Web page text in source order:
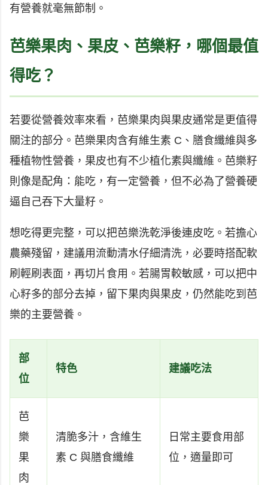
有營養就毫無節制。
芭樂果肉、果皮、芭樂籽，哪個最值
得吃？
若要從營養效率來看，芭樂果肉與果皮通常是更值得
關注的部分。芭樂果肉含有維生素 C、膳食纖維與多
種植物性營養，果皮也有不少植化素與纖維。芭樂籽
則像是配角：能吃，有一定營養，但不必為了營養硬
逼自己吞下大量籽。
想吃得更完整，可以把芭樂洗乾淨後連皮吃。若擔心
農藥殘留，建議用流動清水仔細清洗，必要時搭配軟
刷輕刷表面，再切片食用。若腸胃較敏感，可以把中
心籽多的部分去掉，留下果肉與果皮，仍然能吃到芭
樂的主要營養。
部
位
特色 建議吃法
芭
樂
果
肉
清脆多汁，含維生
素 C 與膳食纖維
日常主要食用部
位，適量即可